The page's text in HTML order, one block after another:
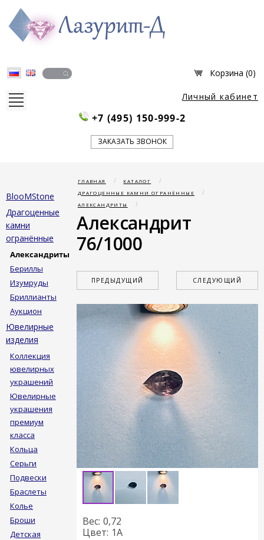
О НАС
Партнёры
История компании
Изготовление ювелирных изделий
КАТАЛОГ
BlooMStone
Драгоценные камни огранённые
Ювелирные изделия
ГАЛЕРЕЯ
Видеогалерея
КОНТАКТЫ
Реквизиты
Личный кабинет
+7 (495) 150-999-2
ЗАКАЗАТЬ ЗВОНОК
Корзина (0)
BlooMStone
Драгоценные
камни
огранённые
Александриты
Бериллы
Изумруды
Бриллианты
Аукцион
Ювелирные
изделия
Коллекция
ювелирных
украшений
Ювелирные
украшения
премиум
класса
Кольца
Серьги
Подвески
Браслеты
Колье
Броши
Детская
ГЛАВНАЯ
КАТАЛОГ
ДРАГОЦЕННЫЕ КАМНИ ОГРАНЁННЫЕ
АЛЕКСАНДРИТЫ
Александрит
76/1000
ПРЕДЫДУЩИЙ СЛЕДУЮЩИЙ
Вес: 0,72
Цвет: 1A